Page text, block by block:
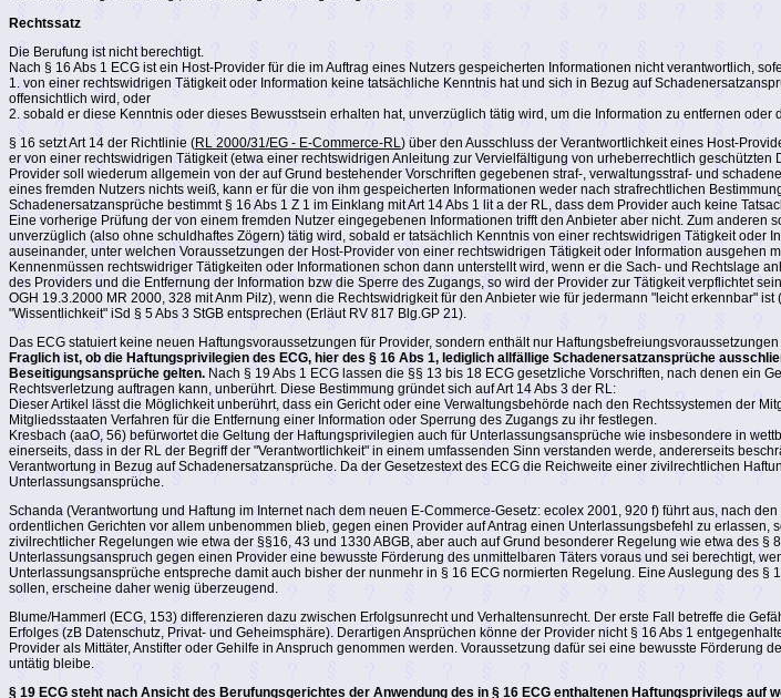
Rechtssatz
Die Berufung ist nicht berechtigt.
Nach § 16 Abs 1 ECG ist ein Host-Provider für die im Auftrag eines Nutzers gespeicherten Informationen nicht verantwortlich,
1. von einer rechtswidrigen Tätigkeit oder Information keine tatsächliche Kenntnis hat und sich in Bezug auf
offensichtlich wird, oder
2. sobald er diese Kenntnis oder dieses Bewusstsein erhalten hat, unverzüglich tätig wird, um die Information zu entfernen oder
§ 16 setzt Art 14 der Richtlinie (RL 2000/31/EG - E-Commerce-RL) über den Ausschluss der Verantwortlichkeit eines Host-
er von einer rechtswidrigen Tätigkeit (etwa einer rechtswidrigen Anleitung zur Vervielfältigung von urheberrechtlich
Provider soll wiederum allgemein von der auf Grund bestehender Vorschriften gegebenen straf-, verwaltungsstraf- und
eines fremden Nutzers nichts weiß, kann er für die von ihm gespeicherten Informationen weder nach strafrechtlichen
Schadenersatzansprüche bestimmt § 16 Abs 1 Z 1 im Einklang mit Art 14 Abs 1 lit a der RL, dass dem Provider auch keine
Eine vorherige Prüfung der von einem fremden Nutzer eingegebenen Informationen trifft den Anbieter aber nicht. Zum
unverzüglich (also ohne schuldhaftes Zögern) tätig wird, sobald er tatsächlich Kenntnis von einer rechtswidrigen Tätigkeit
auseinander, unter welchen Voraussetzungen der Host-Provider von einer rechtswidrigen Tätigkeit oder Information
Kennenmüssen rechtswidriger Tätigkeiten oder Informationen schon dann unterstellt wird, wenn er die Sach- und Rechtslage
des Providers und die Entfernung der Information bzw die Sperre des Zugangs, so wird der Provider zur Tätigkeit verpflichtet
OGH 19.3.2000 MR 2000, 328 mit Anm Pilz), wenn die Rechtswidrigkeit für den Anbieter wie für jedermann "leicht erkennbar"
"Wissentlichkeit" iSd § 5 Abs 3 StGB entsprechen (Erläut RV 817 Blg.GP 21).
Das ECG statuiert keine neuen Haftungsvoraussetzungen für Provider, sondern enthält nur
Fraglich ist, ob die Haftungsprivilegien des ECG, hier des § 16 Abs 1, lediglich allfällige Schadenersatzansprüche
Beseitigungsansprüche gelten. Nach § 19 Abs 1 ECG lassen die §§ 13 bis 18 ECG gesetzliche Vorschriften, nach denen
Rechtsverletzung auftragen kann, unberührt. Diese Bestimmung gründet sich auf Art 14 Abs 3 der RL:
Dieser Artikel lässt die Möglichkeit unberührt, dass ein Gericht oder eine Verwaltungsbehörde nach den Rechtssystemen der
Mitgliedsstaaten Verfahren für die Entfernung einer Information oder Sperrung des Zugangs zu ihr festlegen.
Kresbach (aaO, 56) befürwortet die Geltung der Haftungsprivilegien auch für Unterlassungsansprüche wie insbesondere in
einerseits, dass in der RL der Begriff der "Verantwortlichkeit" in einem umfassenden Sinn verstanden werde, andererseits
Verantwortung in Bezug auf Schadenersatzansprüche. Da der Gesetzestext des ECG die Reichweite einer zivilrechtlichen
Unterlassungsansprüche.
Schanda (Verantwortung und Haftung im Internet nach dem neuen E-Commerce-Gesetz: ecolex 2001, 920 f) führt aus, nach
ordentlichen Gerichten vor allem unbenommen blieb, gegen einen Provider auf Antrag einen Unterlassungsbefehl zu
zivilrechtlicher Regelungen wie etwa der §§16, 43 und 1330 ABGB, aber auch auf Grund besonderer Regelung wie etwa des
Unterlassungsanspruch gegen einen Provider eine bewusste Förderung des unmittelbaren Täters voraus und sei berechtigt,
Unterlassungsansprüche entspreche damit auch bisher der nunmehr in § 16 ECG normierten Regelung. Eine Auslegung des
sollen, erscheine daher wenig überzeugend.
Blume/Hammerl (ECG, 153) differenzieren dazu zwischen Erfolgsunrecht und Verhaltensunrecht. Der erste Fall betreffe die
Erfolges (zB Datenschutz, Privat- und Geheimsphäre). Derartigen Ansprüchen könne der Provider nicht § 16 Abs 1
Provider als Mittäter, Anstifter oder Gehilfe in Anspruch genommen werden. Voraussetzung dafür sei eine bewusste
untätig bleibe.
§ 19 ECG steht nach Ansicht des Berufungsgerichtes der Anwendung des in § 16 ECG enthaltenen Haftungsprivilegs